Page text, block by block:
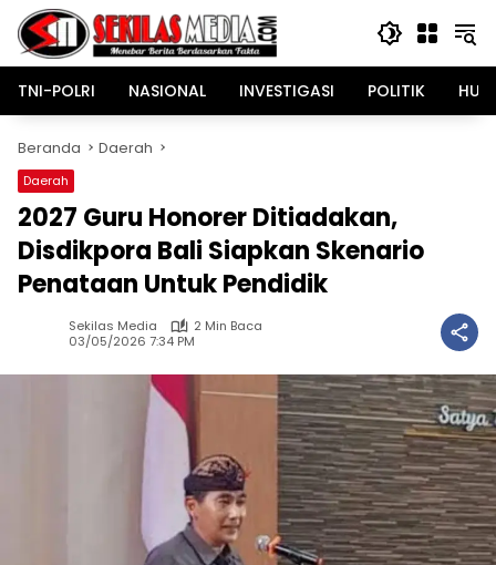
Langsung
konten
TNI-POLRI
NASIONAL INVESTIGASI POLITIK
Beranda Daerah
Daerah
2027 Guru Honorer Ditiadakan,
Disdikpora Bali Siapkan Skenario
Penataan Untuk Pendidik
Sekilas Media
2 Min Baca
03/05/2026 7:34 PM